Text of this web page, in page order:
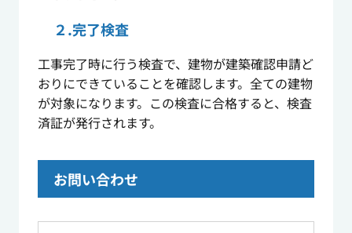
２.完了検査
工事完了時に行う検査で、建物が建築確認申請ど
おりにできていることを確認します。全ての建物
が対象になります。この検査に合格すると、検査
済証が発行されます。
お問い合わせ